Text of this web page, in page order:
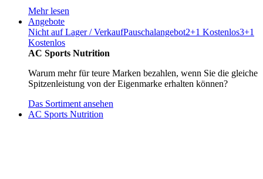
Mehr lesen
Angebote
Nicht auf Lager / VerkaufPauschalangebot2+1 Kostenlos3+1
Kostenlos
AC Sports Nutrition
Warum mehr für teure Marken bezahlen, wenn Sie die gleiche
Spitzenleistung von der Eigenmarke erhalten können?
Das Sortiment ansehen
AC Sports Nutrition